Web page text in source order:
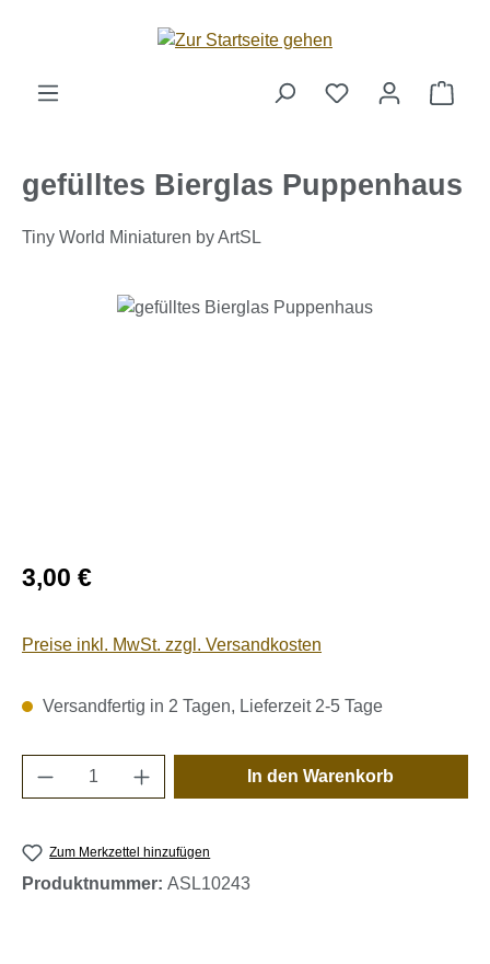
Zum Hauptinhalt springen
gefülltes Bierglas Puppenhaus
Tiny World Miniaturen by ArtSL
Bildergalerie überspringen
Regulärer Preis:
3,00 €
Preise inkl. MwSt. zzgl. Versandkosten
Versandfertig in 2 Tagen, Lieferzeit 2-5 Tage
Produkt Anzahl: Gib den gewünschten
In den Warenkorb
Zum Merkzettel hinzufügen
Produktnummer: ASL10243